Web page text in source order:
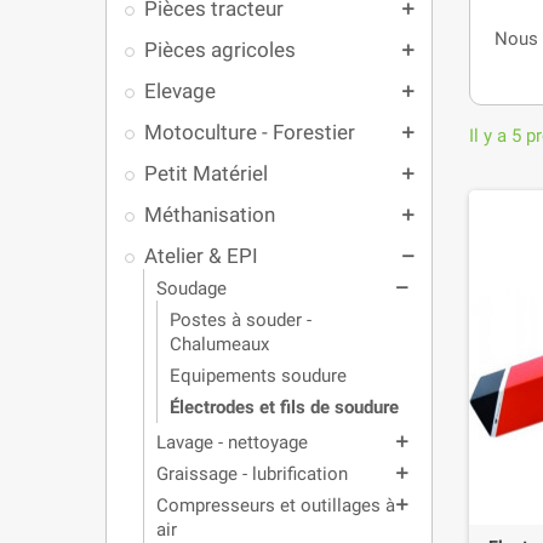
Pièces tracteur add
Pièces agricoles add
Elevage add
Motoculture - Forestier add
Petit Matériel add
Méthanisation add
Atelier & EPI remove
Soudage remove
Postes à souder -
Chalumeaux
Equipements soudure
Électrodes et fils de soudure
Lavage - nettoyage
add
Graissage - lubrification add
Compresseurs et outillages à
air
add
Il y a 5